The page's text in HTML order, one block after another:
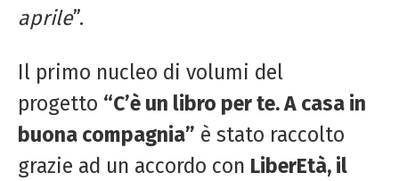
aprile”.
Il primo nucleo di volumi del
progetto “C’è un libro per te. A casa in
buona compagnia” è stato raccolto
grazie ad un accordo con LiberEtà, il